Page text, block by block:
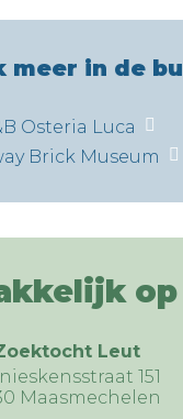
meer in de
Osteria Luca
Brick Museum
Leut
151
Maasmechelen